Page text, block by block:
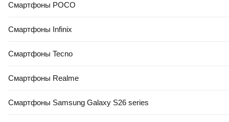
Смартфоны POCO
Смартфоны Infinix
Смартфоны Tecno
Смартфоны Realme
Смартфоны Samsung Galaxy S26 series